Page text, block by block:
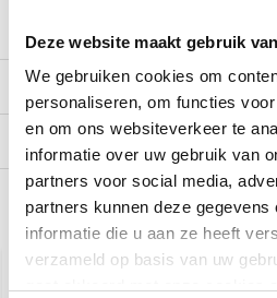
Deze website maakt gebruik
We gebruiken cookies om
personaliseren, om functies
en om ons websiteverkeer te
informatie over uw gebruik van
partners voor social media,
partners kunnen deze
informatie die u aan ze heeft
verzameld op basis van uw
Reviews
Verzending
Gerelateerde producten